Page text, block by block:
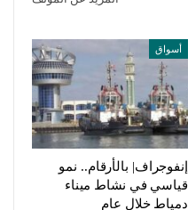
أسواق
إنفوجراف| بالأرقام.. نمو
قياسي في نشاط ميناء
دمياط خلال عام